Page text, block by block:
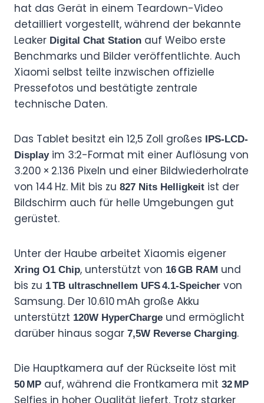
hat das Gerät in einem Teardown-Video
detailliert vorgestellt, während der bekannte
Leaker Digital Chat Station auf Weibo erste
Benchmarks und Bilder veröffentlichte. Auch
Xiaomi selbst teilte inzwischen offizielle
Pressefotos und bestätigte zentrale
technische Daten.
Das Tablet besitzt ein 12,5 Zoll großes IPS-LCD-
Displayim 3:2-Format mit einer Auflösung von
3.200 × 2.136 Pixeln und einer Bildwiederholrate
von 144 Hz. Mit bis zu 827 Nits Helligkeit ist der
Bildschirm auch für helle Umgebungen gut
gerüstet.
Unter der Haube arbeitet Xiaomis eigener
Xring O1 Chip, unterstützt von 16 GB RAM und
bis zu 1 TB ultraschnellem UFS 4.1-Speicher von
Samsung. Der 10.610 mAh große Akku
unterstützt 120W HyperCharge und ermöglicht
darüber hinaus sogar 7,5W Reverse Charging.
Die Hauptkamera auf der Rückseite löst mit
50 MP auf, während die Frontkamera mit 32 MP
Selfies in hoher Qualität liefert. Trotz starker